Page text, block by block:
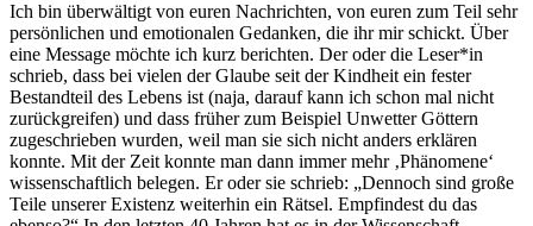
Ich bin überwältigt von euren Nachrichten, von euren zum Teil sehr
persönlichen und emotionalen Gedanken, die ihr mir schickt. Über
eine Message möchte ich kurz berichten. Der oder die Leser*in
schrieb, dass bei vielen der Glaube seit der Kindheit ein fester
Bestandteil des Lebens ist (naja, darauf kann ich schon mal nicht
zurückgreifen) und dass früher zum Beispiel Unwetter Göttern
zugeschrieben wurden, weil man sie sich nicht anders erklären
konnte. Mit der Zeit konnte man dann immer mehr ‚Phänomene‘
wissenschaftlich belegen. Er oder sie schrieb: „Dennoch sind große
Teile unserer Existenz weiterhin ein Rätsel. Empfindest du das